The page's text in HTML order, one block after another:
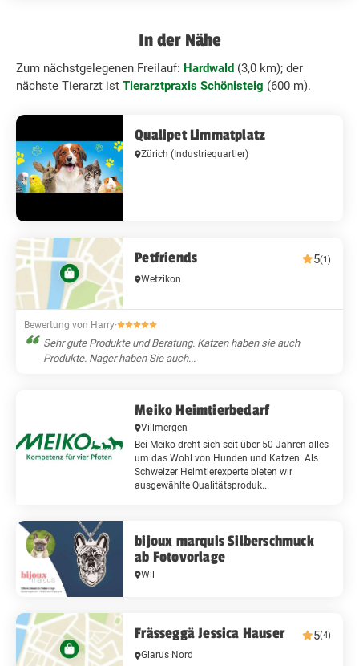
In der Nähe
Zum nächstgelegenen Freilauf: Hardwald (3,0 km); der
nächste Tierarzt ist Tierarztpraxis Schönisteig (600 m).
Qualipet Limmatplatz
Zürich(Industriequartier)
Petfriends 5(1)
Wetzikon
Bewertung von Harry·
Sehr gute Produkte und Beratung. Katzen haben sie auch
Produkte. Nager haben Sie auch...
Meiko Heimtierbedarf
Villmergen
Bei Meiko dreht sich seit über 50 Jahren alles
um das Wohl von Hunden und Katzen. Als
Schweizer Heimtierexperte bieten wir
ausgewählte Qualitätsproduk...
bijoux marquis Silberschmuck
ab Fotovorlage
Wil
Frässeggä Jessica Hauser 5(4)
Glarus Nord